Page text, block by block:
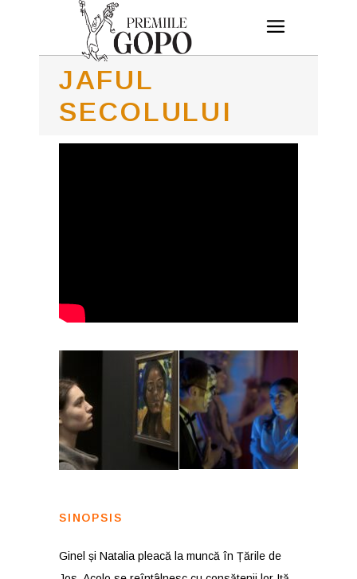
JAFUL
SECOLULUI
SINOPSIS
Ginel și Natalia pleacă la muncă în Țările de